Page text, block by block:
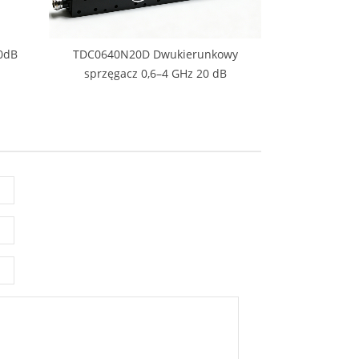
TDC0640N20D Dwukierunkowy
sprzęgacz 0,6–4 GHz 20 dB